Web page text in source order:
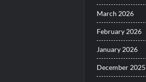
March 2026
February 2026
January 2026
December 2025